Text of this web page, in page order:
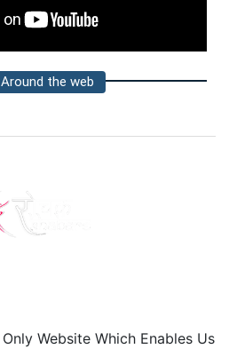
the web
Website Which Enables Us